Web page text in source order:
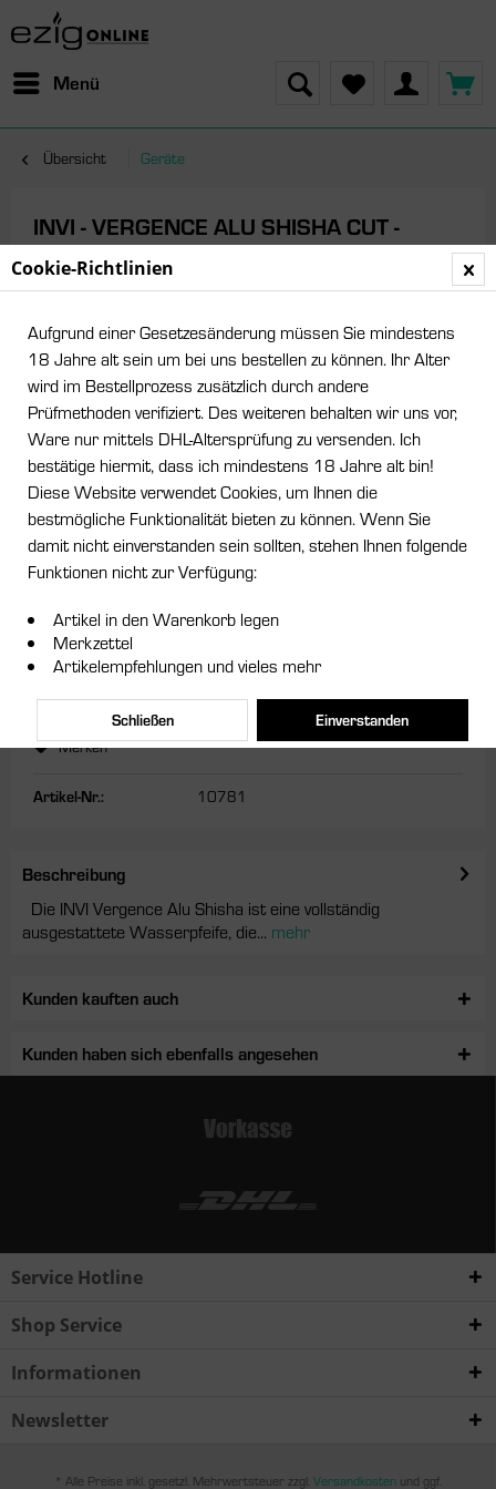
Menü
Übersicht Geräte
INVI - VERGENCE ALU SHISHA CUT -
Schwarz
Dieser Artikel steht derzeit nicht zur Verfügung!
109,95 € *
inkl. MwSt. zzgl. Versandkosten
Lieferzeit ca. 5 Tage
Merken
Artikel-Nr.: 10781
Beschreibung
Die INVI Vergence Alu Shisha ist eine vollständig
ausgestattete Wasserpfeife, die... mehr
Kunden kauften auch
Kunden haben sich ebenfalls angesehen
Service Hotline
Shop Service
Informationen
Newsletter
* Alle Preise inkl. gesetzl. Mehrwertsteuer zzgl. Versandkosten und ggf.
Cookie-Richtlinien
Aufgrund einer Gesetzesänderung müssen Sie mindestens
18 Jahre alt sein um bei uns bestellen zu können. Ihr Alter
wird im Bestellprozess zusätzlich durch andere
Prüfmethoden verifiziert. Des weiteren behalten wir uns vor,
Ware nur mittels DHL-Altersprüfung zu versenden. Ich
bestätige hiermit, dass ich mindestens 18 Jahre alt bin!
Diese Website verwendet Cookies, um Ihnen die
bestmögliche Funktionalität bieten zu können. Wenn Sie
damit nicht einverstanden sein sollten, stehen Ihnen folgende
Funktionen nicht zur Verfügung:
Artikel in den Warenkorb legen
Merkzettel
Artikelempfehlungen und vieles mehr
Einverstanden
Schließen